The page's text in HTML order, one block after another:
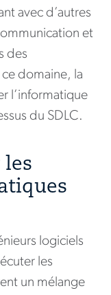
avec d’autres
et
des
domaine, la
l’informatique
du SDLC.
les
logiciels
les
un mélange